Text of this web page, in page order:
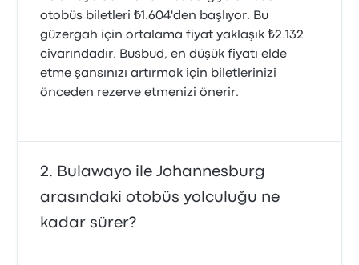
otobüs biletleri ₺1.604'den başlıyor. Bu
güzergah için ortalama fiyat yaklaşık ₺2.132
civarındadır. Busbud, en düşük fiyatı elde
etme şansınızı artırmak için biletlerinizi
önceden rezerve etmenizi önerir.
Bulawayo ile Johannesburg
arasındaki otobüs yolculuğu ne
kadar sürer?